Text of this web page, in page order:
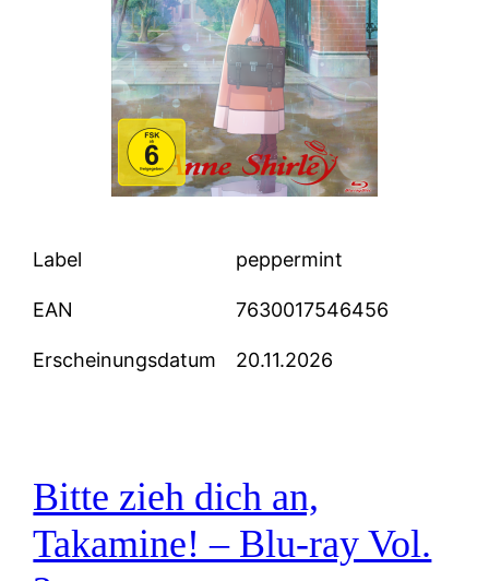
Label peppermint
EAN 7630017546456
Erscheinungsdatum 20.11.2026
Bitte zieh dich an,
Takamine! – Blu-ray Vol.